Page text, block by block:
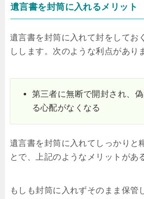
遺言書を封筒に入れるメリット
遺言書を封筒に入れて封をしてお
しします。次のような利点があり
第三者に無断で開封され、
る心配がなくなる
遺言書を封筒に入れてしっかりと
とで、上記のようなメリットがあ
もしも封筒に入れずそのまま保管